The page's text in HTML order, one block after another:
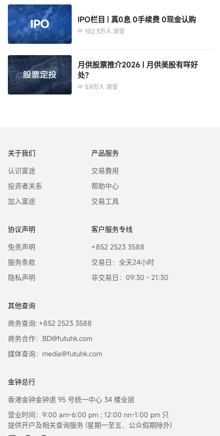
IPO栏目 | 真0息 0手续费 0现金认购
102.3万人 浏览
月供股票推介2026 | 月供美股有咩好
处？
5.9万人 浏览
关于我们
认识富途
投资者关系
加入富途
产品服务
交易費用
帮助中心
交易工具
协议声明
免责声明
服务条款
隐私声明
客户服务专线
+852 2523 3588
交易日：全天24小时
非交易日：09:30 - 21:30
其他查询
商务查询: +852 2523 3588
商务合作：BD@futuhk.com
媒体查询：media@futuhk.com
金钟总行
香港金钟金钟道 95 号统一中心 34 楼全层
营业时间：9:00 am-6:00 pm ; 12:00 nn-1:00 pm 只
提供开户及相关查询服务 (星期一至五，公众假期除外)